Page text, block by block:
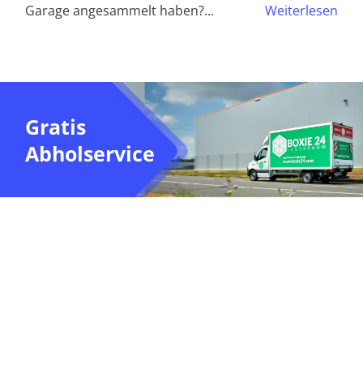
Garage angesammelt haben?... Weiterlesen
Gratis
Abholservice